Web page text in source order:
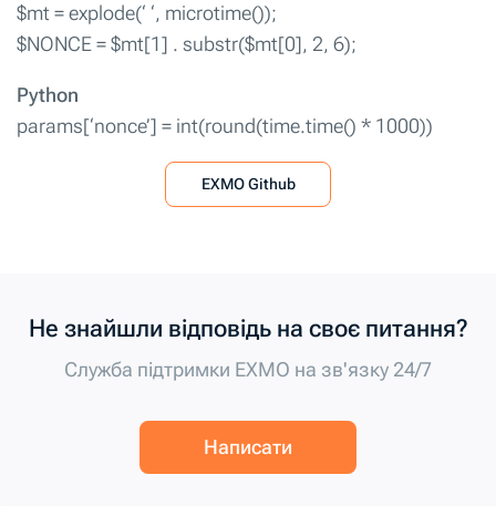
$mt = explode(‘ ‘, microtime());
$NONCE = $mt[1] . substr($mt[0], 2, 6);
Python
params[‘nonce’] = int(round(time.time() * 1000))
EXMO Github
Не знайшли відповідь на своє питання?
Служба підтримки EXMO на зв'язку 24/7
Написати